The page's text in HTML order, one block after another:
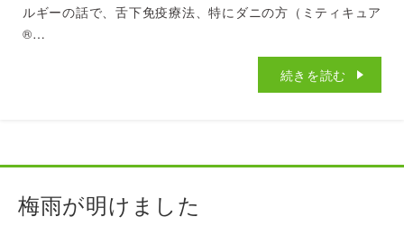
ルギーの話で、舌下免疫療法、特にダニの方（ミティキュア
®︎…
続きを読む
梅雨が明けました